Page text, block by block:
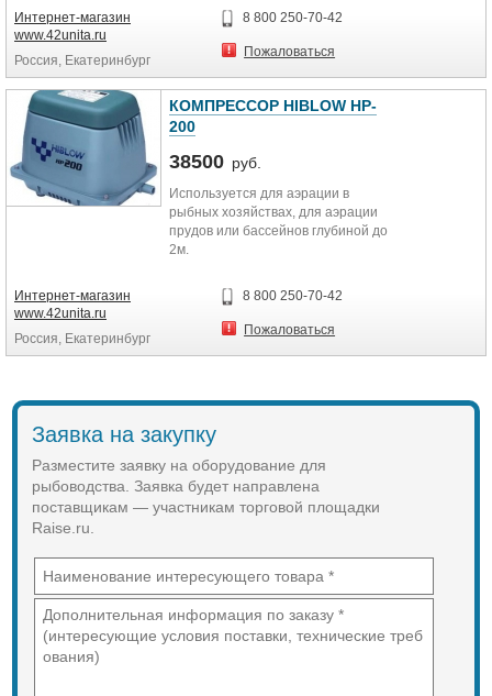
воздуха в:
системы биологической очистки,
системы глубокой очистки;
автономные канализации;
очистные системы ТОПАС (TOPAS),
Тверь, ЮНИЛОС Астра, ЭКОРОС,
(TopolWater), ЮБАС, Евробион,
Биокси, Биотал и другие
Интернет-магазин
www.42unita.ru
Россия, Екатеринбург
8 800 250-70-42
Пожаловаться
КОМПРЕССОР HIBLOW HP-
200
38500 руб.
Используется для аэрации в
рыбных хозяйствах, для аэрации
прудов или бассейнов глубиной до
2м.
воздуха в:
системы биологической очистки,
автономные канализации;
Тверь, ЮНИЛОС Астра, ЭКОРОС,
(TopolWater), ЮБАС, Евробион,
Биокси, Биотал и другие.
Интернет-магазин
www.42unita.ru
Россия, Екатеринбург
8 800 250-70-42
Пожаловаться
Заявка на закупку
Разместите заявку на оборудование для
рыбоводства. Заявка будет направлена
поставщикам — участникам торговой площадки
Raise.ru.